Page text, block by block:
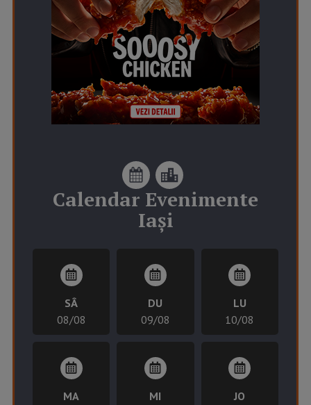
Calendar Evenimente
Iași
SÂ
08/08
DU
09/08
LU
10/08
MA
MI
JO